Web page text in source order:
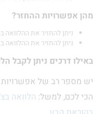
ההחזר?
ניתן להחזיר את ההלוואה
ניתן להחזיר את ההלוואה באופן חד
ניתן לקבל הלוואה עד 10,000?
רב של אפשרויות לקבל
למשל:הלוואה בצ’קים,